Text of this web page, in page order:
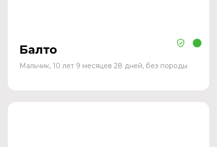
Балто
Мальчик, 10 лет 9 месяцев 28 дней, без породы